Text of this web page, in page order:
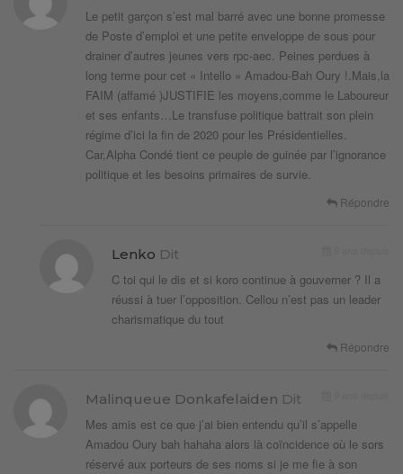
Le petit garçon s’est mal barré avec une bonne promesse
de Poste d’emploi et une petite enveloppe de sous pour
drainer d’autres jeunes vers rpc-aec. Peines perdues à
long terme pour cet « Intello » Amadou-Bah Oury !.Mais,la
FAIM (affamé )JUSTIFIE les moyens,comme le Laboureur
et ses enfants…Le transfuse politique battrait son plein
régime d’ici la fin de 2020 pour les Présidentielles.
Car,Alpha Condé tient ce peuple de guinée par l’ignorance
politique et les besoins primaires de survie.
Répondre
Lenko Dit
C toi qui le dis et si koro continue à gouverner ? Il a
réussi à tuer l’opposition. Cellou n’est pas un leader
charismatique du tout
Répondre
Malinqueue Donkafelaiden Dit
Mes amis est ce que j’ai bien entendu qu’il s’appelle
Amadou Oury bah hahaha alors là coïncidence où le sors
réservé aux porteurs de ses noms si je me fie à son